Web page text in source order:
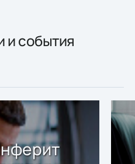
и события